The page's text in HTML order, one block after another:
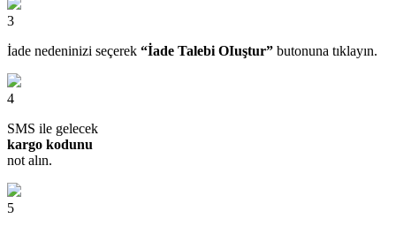
3
İade nedeninizi seçerek “İade Talebi OIuştur” butonuna tıklayın.
4
SMS ile gelecek
kargo kodunu
not alın.
5